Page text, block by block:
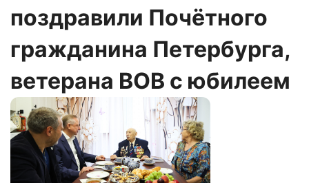
поздравили Почётного
гражданина Петербурга,
ветерана ВОВ с юбилеем